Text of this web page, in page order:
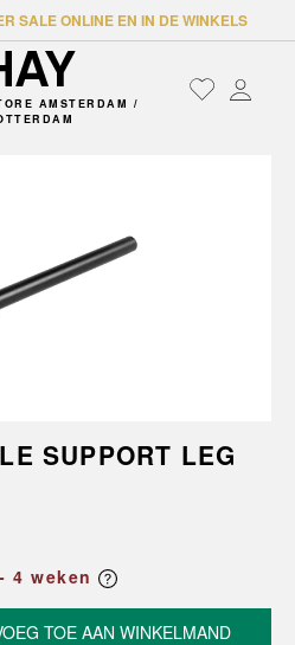
SALE ONLINE EN IN DE WINKELS
AMSTERDAM /
SUPPORT LEG
4 weken
TOE AAN WINKELMAND